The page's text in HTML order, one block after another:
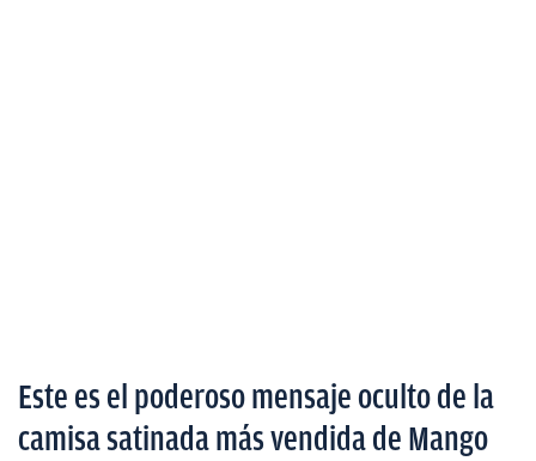
Este es el poderoso mensaje oculto de la
camisa satinada más vendida de Mango